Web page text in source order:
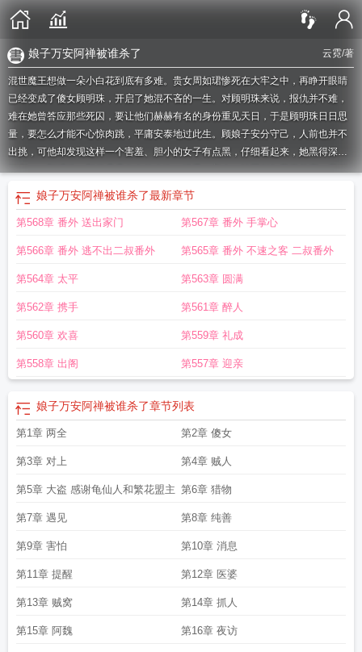
云霓/著
娘子万安阿禅被谁杀了
混世魔王想做一朵小白花到底有多难。贵女周如珺惨死在大牢之中，再睁开眼睛
已经变成了傻女顾明珠，开启了她混不吝的一生。对顾明珠来说，报仇并不难，
难在她曾答应那些死囚，要让他们赫赫有名的身份重见天日，于是顾明珠日日思
量，要怎么才能不心惊肉跳，平庸安泰地过此生。顾娘子安分守己，人前也并不
出挑，可他却发现这样一个害羞、胆小的女子有点黑，仔细看起来，她黑得深不
可测……顾明珠：那些鼎鼎有名的大盗、骗子、美人、神医都与我无关啊，我更
不识得周如珺是何人，大人难道还不信？某人倾过身子，细长的丹凤眼中迸射出
一抹精光：除非你立下文书，若是此话有假，便嫁与我为妻。
女主吗娘子万安txt娘子万安云霓txt百度娘子万安 晋江娘子万安在线阅读
娘子万安
娘子万安崔渭喜欢张子凡吗 娘子万安TXT百度资源娘子万安梁王是
谁娘子万安全文阅读 娘子万安笔趣阁
万安男主身世娘子万安免费阅读完结版娘子万安娘子万安
局娘子万安男主什么时候认出如珺的 娘子万安男主什么时候认出女主
子万安 123娘子万安魏元谌的结局 娘子万安结局是什么
事娘子万安男主角是哪个娘子万安TXT娘子万安百度百科娘子万安的男主是
谁娘子万安讲的什么内容娘子万安讲的什么
子万安 云霓txt百度娘子万安全文免费阅读娘子万安结局谁做了皇上娘子万安
崔桢娘子万安张氏结局 娘子万安阿禅被谁杀了娘子万安崔桢结局怎么样
万安txt百度 娘子万安 新笔趣阁 娘子万安人物介绍大全
谁继位了娘子万安崔桢知道真相了吗娘子万安结局
TXT 娘子万安张氏最后结局 娘子万安无弹窗免费阅读
窗娘子万安最后谁是皇上 娘子万安男主娘子万安 云霓txt
子万安男主是皇后的儿子吗
娘子万安阿禅被谁杀了最新章节
第568章 番外 送出家门 第567章 番外 手掌心
第566章 番外 逃不出二叔番外 第565章 番外 不速之客 二叔番外
第564章 太平 第563章 圆满
第562章 携手 第561章 醉人
第560章 欢喜 第559章 礼成
第558章 出阁 第557章 迎亲
娘子万安阿禅被谁杀了章节列表
第1章 两全 第2章 傻女
第3章 对上 第4章 贼人
第5章 大盗 感谢龟仙人和繁花盟主 第6章 猎物
第7章 遇见 第8章 纯善
第9章 害怕 第10章 消息
第11章 提醒 第12章 医婆
第13章 贼窝 第14章 抓人
第15章 阿魏 第16章 夜访